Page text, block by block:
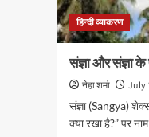
हिन्दी व्याकरण
संज्ञा और संज्ञा
नेहा शर्मा July
संज्ञा (Sangya)
क्या रखा है?” पर